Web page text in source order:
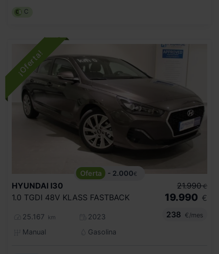
C
- 2.000€
HYUNDAI I30
1.0 TGDI 48V KLASS FASTBACK
25.167 km
2023
Manual
Gasolina
21.990 €
19.990 €
238
€/mes